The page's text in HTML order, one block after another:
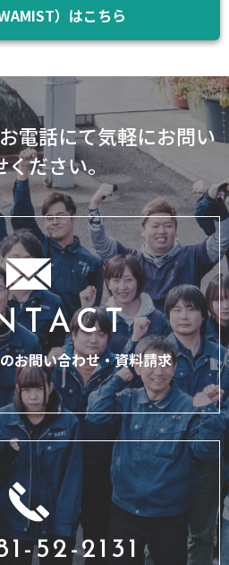
）はこちら
電話にて気軽にお問い
ください。
お問い合わせ・資料請求
52-2131